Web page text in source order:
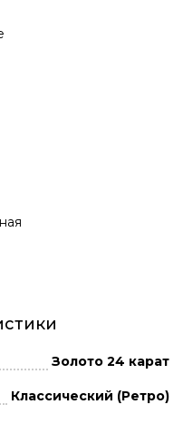
Золото 24 карат
Классический (Ретро)